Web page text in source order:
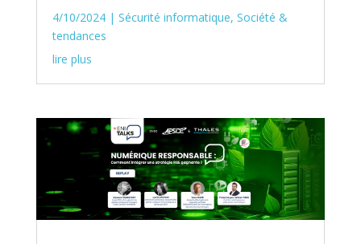
4/10/2024| Sécurité informatique, Société &
tendances
lire plus